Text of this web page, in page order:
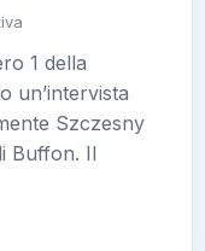
1 della
un’intervista
Szczesny
Buffon. Il